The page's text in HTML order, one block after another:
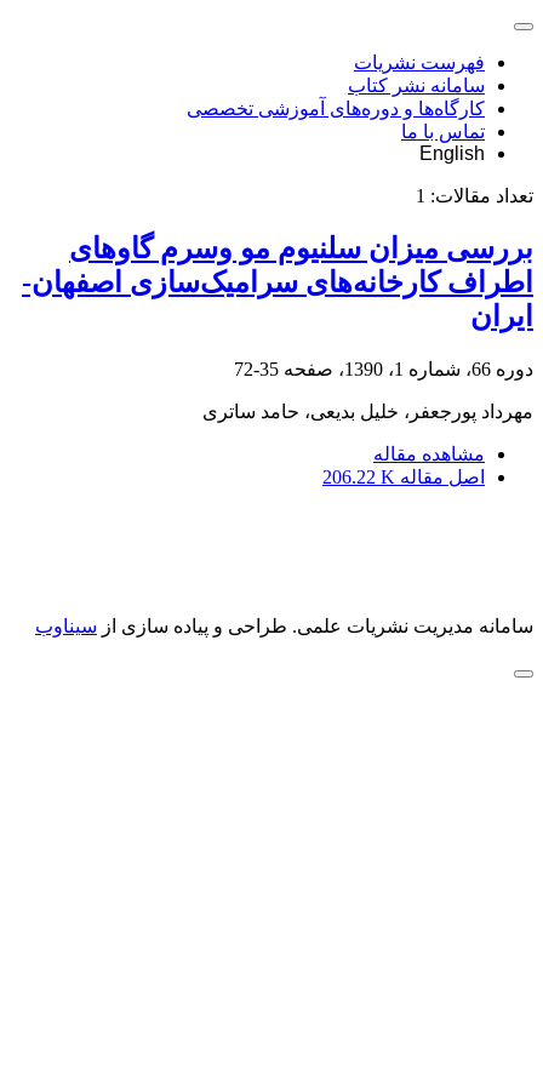
فهرست نشریات
سامانه نشر کتاب
کارگاه‌ها و دوره‌های آموزشی تخصصی
تماس با ما
English
تعداد مقالات: 1
بررسی میزان سلنیوم مو وسرم گاو‌های
اطراف کارخانه‌های سرامیک‌سازی اصفهان‌-‌
ایران
دوره 66، شماره 1، 1390، صفحه 35-72
مهرداد پورجعفر، خلیل بدیعی، حامد ساتری
مشاهده مقاله
اصل مقاله 206.22 K
سامانه مدیریت نشریات علمی. طراحی و پیاده سازی از سیناوب